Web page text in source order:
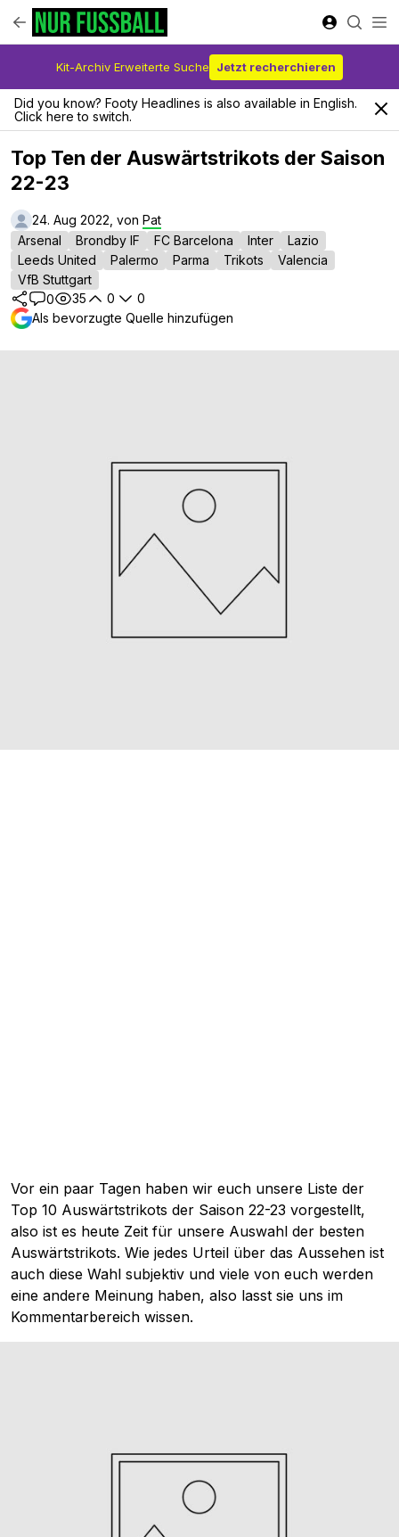
Kit-Archiv Erweiterte Suche Jetzt recherchieren
Did you know? Footy Headlines is also available in English.
Click here to switch.
Top Ten der Auswärtstrikots der Saison
22-23
24. Aug 2022, von Pat
Arsenal
Brondby IF FC Barcelona Inter
Lazio
Leeds United
Palermo Parma Trikots
Valencia
VfB Stuttgart
0
35 0
0
Als bevorzugte Quelle hinzufügen
Vor ein paar Tagen haben wir euch unsere Liste der
Top 10 Auswärtstrikots der Saison 22-23 vorgestellt,
also ist es heute Zeit für unsere Auswahl der besten
Auswärtstrikots. Wie jedes Urteil über das Aussehen ist
auch diese Wahl subjektiv und viele von euch werden
eine andere Meinung haben, also lasst sie uns im
Kommentarbereich wissen.